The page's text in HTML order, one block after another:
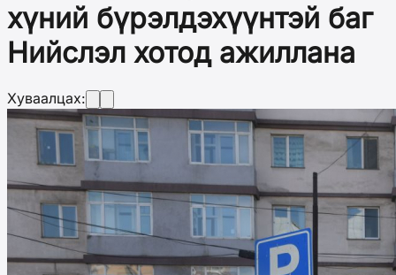
хүний бүрэлдэхүүнтэй баг
Нийслэл хотод ажиллана
Хуваалцах: